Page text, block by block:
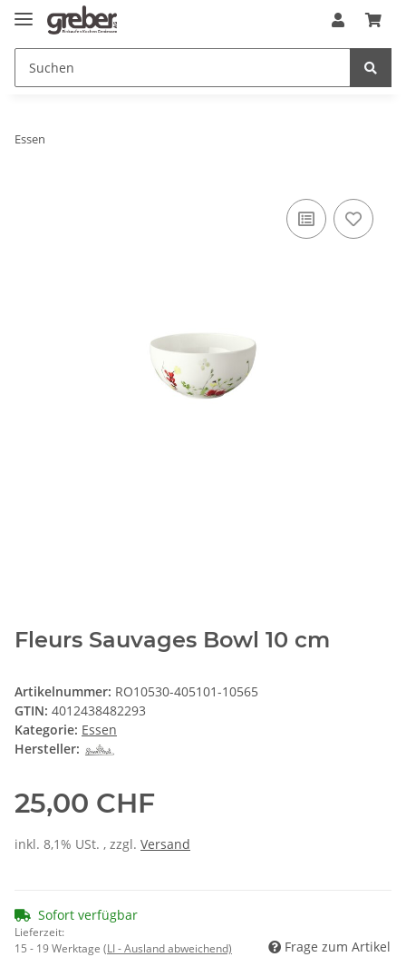
Essen
Fleurs Sauvages Bowl 10 cm
Artikelnummer: RO10530-405101-10565
GTIN: 4012438482293
Kategorie: Essen
Hersteller:
25,00 CHF
inkl. 8,1% USt. , zzgl. Versand
Sofort verfügbar
Lieferzeit:
15 - 19 Werktage (LI - Ausland abweichend) Frage zum Artikel